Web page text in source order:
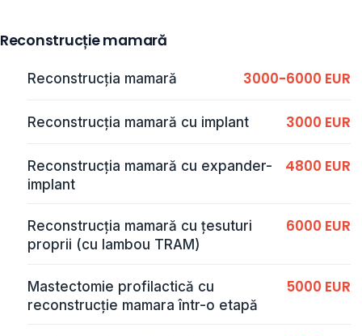
Reconstrucție mamară
Reconstrucția mamară 3000-6000 EUR
Reconstrucția mamară cu implant 3000 EUR
Reconstrucția mamară cu expander-
implant
4800 EUR
Reconstrucția mamară cu țesuturi
proprii (cu lambou TRAM)
6000 EUR
Mastectomie profilactică cu
reconstrucție mamara într-o etapă
5000 EUR